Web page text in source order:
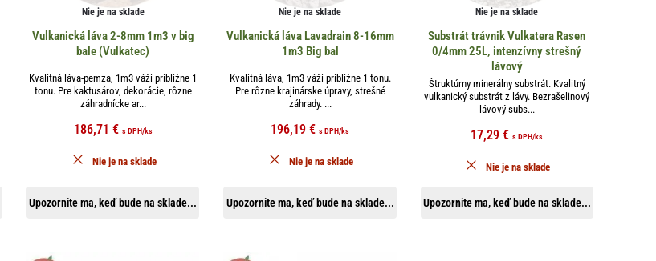
Nie je na sklade
Vulkanická láva 2-8mm 1m3 v big
bale (Vulkatec)
Kvalitná láva-pemza, 1m3 váži približne 1
tonu. Pre kaktusárov, dekorácie, rôzne
záhradnícke ar...
186,71 € s DPH/ks
Upozornite ma, keď bude na sklade...
Nie je na sklade
Nie je na sklade
Vulkanická láva Lavadrain 8-16mm
1m3 Big bal
Kvalitná láva, 1m3 váži približne 1 tonu.
Pre rôzne krajinárske úpravy, strešné
záhrady. ...
196,19 € s DPH/ks
Upozornite ma, keď bude na sklade...
Nie je na sklade
Nie je na sklade
Substrát trávnik Vulkatera Rasen
0/4mm 25L, intenzívny strešný
lávový
Štruktúrny minerálny substrát. Kvalitný
vulkanický substrát z lávy. Bezrašelinový
lávový subs...
17,29€ s DPH/ks
Upozornite ma, keď bude na sklade...
Nie je na sklade